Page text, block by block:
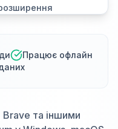
Працює офлайн
та іншими